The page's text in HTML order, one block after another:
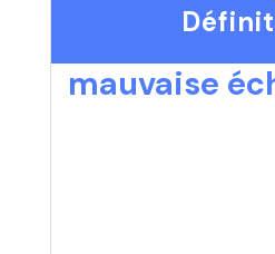
mauvaise